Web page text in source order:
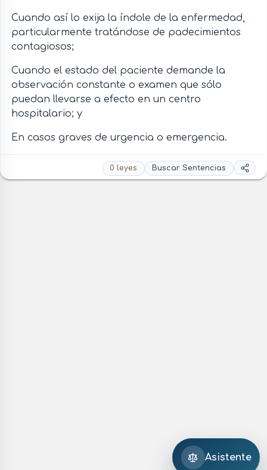
Cuando así lo exija la índole de la enfermedad,
particularmente tratándose de padecimientos
contagiosos;
Cuando el estado del paciente demande la
observación constante o examen que sólo
puedan llevarse a efecto en un centro
hospitalario; y
En casos graves de urgencia o emergencia.
0 leyes Buscar Sentencias
Asistente